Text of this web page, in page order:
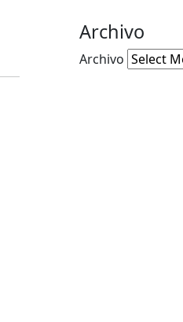
Archivo
Archivo